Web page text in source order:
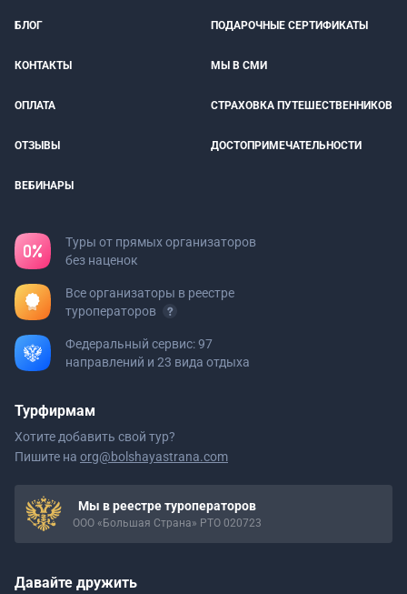
БЛОГ ПОДАРОЧНЫЕ СЕРТИФИКАТЫ
КОНТАКТЫ МЫ В СМИ
ОПЛАТА СТРАХОВКА ПУТЕШЕСТВЕННИКОВ
ОТЗЫВЫ ДОСТОПРИМЕЧАТЕЛЬНОСТИ
ВЕБИНАРЫ
Туры от прямых организаторов
без наценок
Все организаторы в реестре
туроператоров
Федеральный сервис: 97
направлений и 23 вида отдыха
Турфирмам
Хотите добавить свой тур?
Пишите на org@bolshayastrana.com
Мы в реестре туроператоров
ООО «Большая Страна» РТО 020723
Давайте дружить